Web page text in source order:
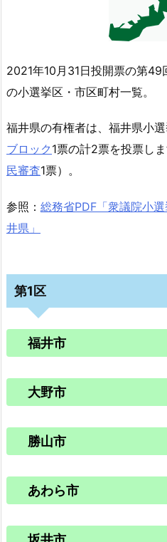
2021年10月31日投開票の第
の小選挙区・市区町村一覧。
福井県の有権者は、福井県小
ブロック 1票の計2票を投票し
民審査1票）。
参照： 総務省PDF「衆議院小
井県」
第1区
福井市
大野市
勝山市
あわら市